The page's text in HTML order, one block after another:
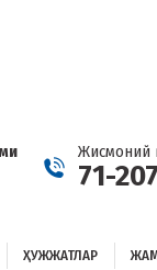
Жисмоний
71-
ҲУЖЖАТЛАР